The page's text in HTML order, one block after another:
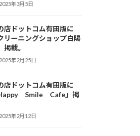
2025年3月5日
店ドットコム有田版に
リーニングショップ白陽
掲載。
2025年2月25日
店ドットコム有田版に
Happy Smile Cafe」掲
2025年2月12日